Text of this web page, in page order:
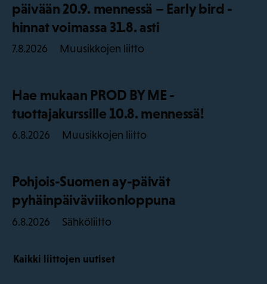
päivään 20.9. mennessä – Early bird -
hinnat voimassa 31.8. asti
7.8.2026 Muusikkojen liitto
Hae mukaan PROD BY ME -
tuottajakurssille 10.8. mennessä!
6.8.2026 Muusikkojen liitto
Pohjois-Suomen ay-päivät
pyhäinpäiväviikonloppuna
6.8.2026 Sähköliitto
Kaikki liittojen uutiset